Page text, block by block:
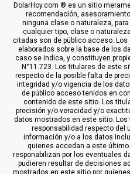
DolarHoy.com ® es un sitio
recomendación,
ninguna clase o naturaleza,
cualquier tipo, clase o
citadas son de público acceso.
elaborados sobre la base de los
caso se indica, y constituyen
N°11.723. Los titulares de este
respecto de la posible falta de
integridad y/o vigencia de los
de público acceso tenidos en
contenido de este sitio. Los
precisión y/o veracidad y/o
datos mostrados en este sitio.
responsabilidad respecto del
información y/o a los datos
quienes accedan a este
responabilizan por los eventuales
pudieren resultar de decisiones
mostrados en este sitio por